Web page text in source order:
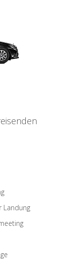
Landung